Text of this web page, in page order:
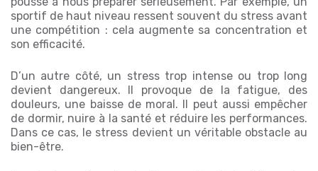
sportif de haut niveau ressent souvent du stress avant
une compétition : cela augmente sa concentration et
son efficacité.
D’un autre côté, un stress trop intense ou trop long
devient dangereux. Il provoque de la fatigue, des
douleurs, une baisse de moral. Il peut aussi empêcher
de dormir, nuire à la santé et réduire les performances.
Dans ce cas, le stress devient un véritable obstacle au
bien-être.